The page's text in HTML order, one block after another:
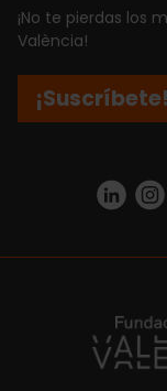
¡No te pierdas los
València!
¡Suscríbete!
https://
https://